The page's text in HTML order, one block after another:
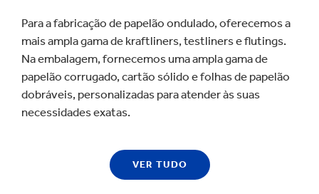
Para a fabricação de papelão ondulado, oferecemos a
mais ampla gama de kraftliners, testliners e flutings.
Na embalagem, fornecemos uma ampla gama de
papelão corrugado, cartão sólido e folhas de papelão
dobráveis, personalizadas para atender às suas
necessidades exatas.
VER TUDO